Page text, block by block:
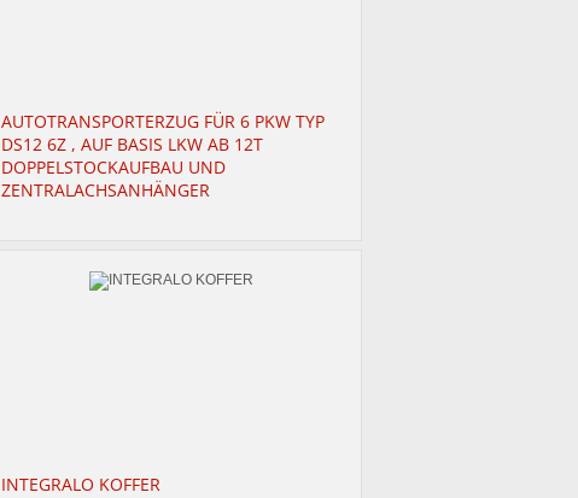
AUTOTRANSPORTERZUG FÜR 6 PKW TYP
DS12 6Z , AUF BASIS LKW AB 12T
DOPPELSTOCKAUFBAU UND
ZENTRALACHSANHÄNGER
INTEGRALO KOFFER